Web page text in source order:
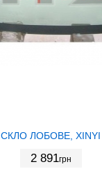
СКЛО ЛОБОВЕ, XINYI
2 891грн